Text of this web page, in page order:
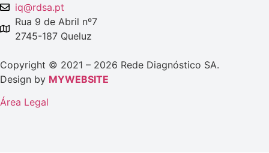
iq@rdsa.pt
Rua 9 de Abril nº7
2745-187 Queluz
Copyright © 2021 – 2026 Rede Diagnóstico SA.
Design by MYWEBSITE
Área Legal